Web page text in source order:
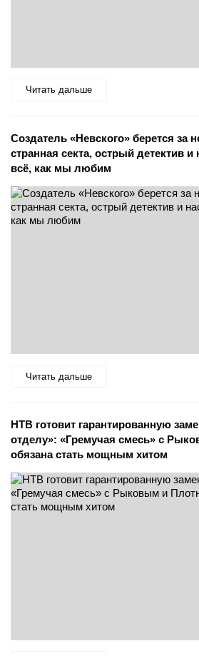
Читать дальше
Создатель «Невского» берется за
странная секта, острый детектив
всё, как мы любим
Читать дальше
НТВ готовит гарантированную
отделу»: «Гремучая смесь» с
обязана стать мощным хитом